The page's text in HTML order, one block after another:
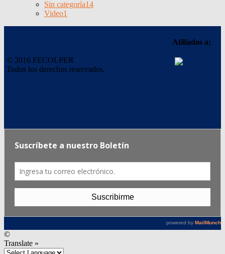
Sin categoría14
Video1
© 2016 FECOLPER
Todos los derechos reservados.
Afiliados a:
©
Translate »